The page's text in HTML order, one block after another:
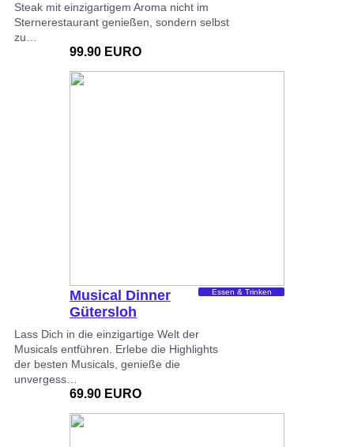
Steak mit einzigartigem Aroma nicht im
Sternerestaurant genießen, sondern selbst
zu…
99.90 EURO
Musical Dinner
Gütersloh
Essen & Trinken
Lass Dich in die einzigartige Welt der
Musicals entführen. Erlebe die Highlights
der besten Musicals, genieße die
unvergess…
69.90 EURO